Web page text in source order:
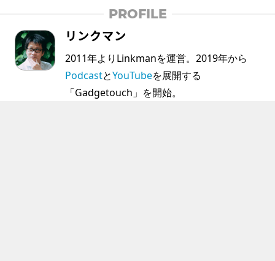
PROFILE
リンクマン
2011年よりLinkmanを運営。2019年から
PodcastとYouTubeを展開する
「Gadgetouch」を開始。